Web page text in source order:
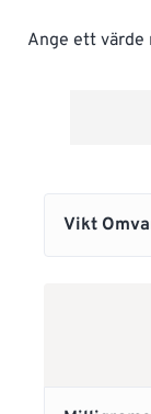
Ange ett